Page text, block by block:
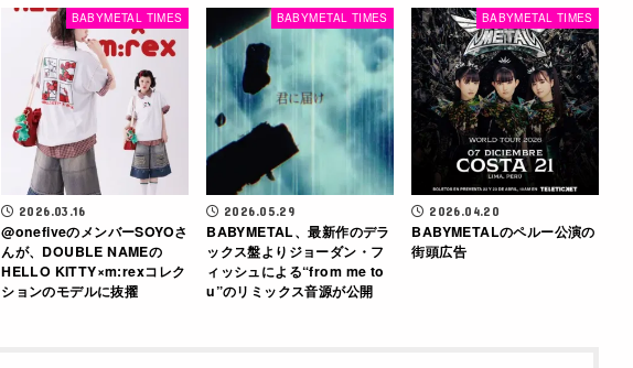
BABYMETAL TIMES
2026.03.16
@onefiveのメンバーSOYOさ
んが、DOUBLE NAMEの
HELLO KITTY×m:rexコレク
ションのモデルに抜擢
BABYMETAL TIMES
2026.05.29
BABYMETAL、最新作のデラ
ックス盤よりジョーダン・フ
ィッシュによる“from me to
u”のリミックス音源が公開
BABYMETAL TIMES
2026.04.20
BABYMETALのペルー公演の
街頭広告